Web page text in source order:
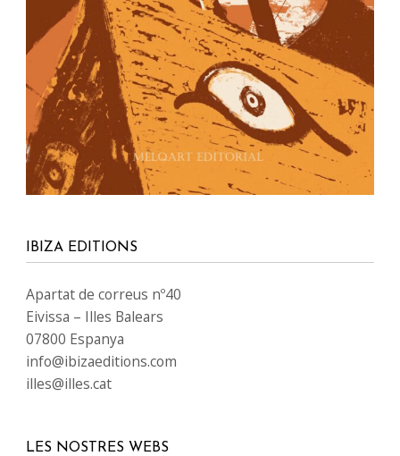
IBIZA EDITIONS
Apartat de correus nº40
Eivissa – Illes Balears
07800 Espanya
info@ibizaeditions.com
illes@illes.cat
LES NOSTRES WEBS